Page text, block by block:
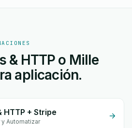
& HTTP o Mille
aplicación.
HTTP + Stripe
y Automatizar